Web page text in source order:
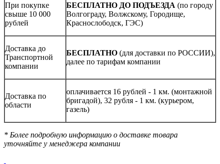
При покупке
свыше 10 000
рублей
БЕСПЛАТНО ДО ПОДЪЕЗДА (по городу
Волгограду, Волжскому, Городище,
Краснослободск, ГЭС)
Доставка до
Транспортной
компании
БЕСПЛАТНО (для доставки по РОССИИ),
далее по тарифам компании
Доставка по
области
оплачивается 16 рублей - 1 км. (монтажной
бригадой), 32 рубля - 1 км. (курьером,
газель)
* Более подробную информацию о доставке товара
уточняйте у менеджера компании